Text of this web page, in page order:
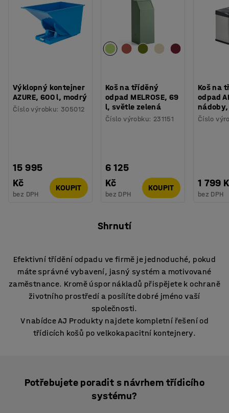
Výklopný kontejner
AZURE, 600 l, modrý
Číslo výrobku:305012
15 995
Kč
bez DPH
KOUPIT
Koš na tříděný
odpad MELROSE, 69
l, světle zelená
Číslo výrobku: 231151
6 125
Kč
bez DPH
KOUPIT
Koš na
odpad
Číslo
1 799
bez DPH
Shrnutí
Efektivní třídění odpadu ve firmě je jednoduché, pokud
máte správné vybavení, jasný systém a motivované
zaměstnance. Kromě úspor nákladů přispějete k ochraně
životního prostředí a posílíte dobré jméno vaší
společnosti.
V nabídce AJ Produkty najdete kompletní řešení od
třídicích košů po velkokapacitní kontejnery.
Potřebujete poradit s návrhem třídicího
systému?